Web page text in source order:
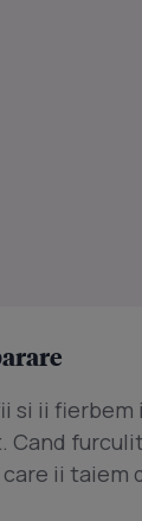
si ii fierbem
Cand
ii taiem